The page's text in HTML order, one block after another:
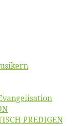
PREDIGEN